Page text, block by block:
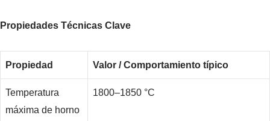
Propiedades Técnicas Clave
Propiedad Valor / Comportamiento típico
Temperatura
máxima de horno
1800–1850 °C